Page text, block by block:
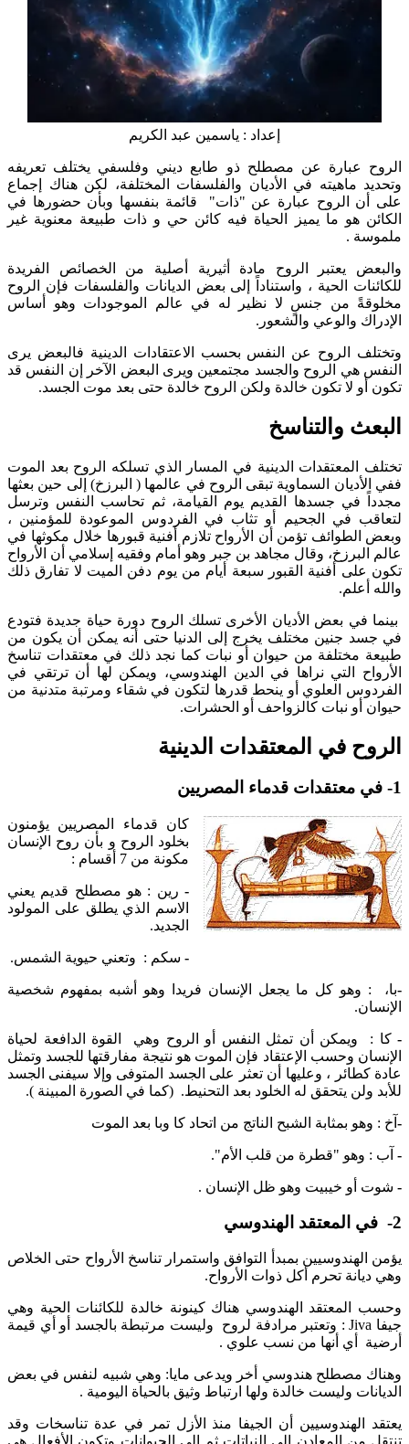
إعداد : ياسمين عبد الكريم
الروح عبارة عن مصطلح ذو طابع ديني وفلسفي يختلف تعريفه
وتحديد ماهيته في الأديان والفلسفات المختلفة، لكن هناك إجماع
على أن الروح عبارة عن "ذات" قائمة بنفسها وبأن حضورها في
الكائن هو ما يميز الحياة فيه كائن حي و ذات طبيعة معنوية غير
ملموسة .
والبعض يعتبر الروح مادة أثيرية أصلية من الخصائص الفريدة
للكائنات الحية ، واستناداً إلى بعض الديانات والفلسفات فإن الروح
مخلوقةً من جنسٍ لا نظير له في عالم الموجودات وهو أساس
الإدراك والوعي والشعور.
وتختلف الروح عن النفس بحسب الاعتقادات الدينية فالبعض يرى
النفس هي الروح والجسد مجتمعين ويرى البعض الآخر إن النفس قد
تكون أو لا تكون خالدة ولكن الروح خالدة حتى بعد موت الجسد.
البعث والتناسخ
تختلف المعتقدات الدينية في المسار الذي تسلكه الروح بعد الموت
ففي الأديان السماوية تبقى الروح في عالمها ( البرزخ) إلى حين بعثها
مجدداً في جسدها القديم يوم القيامة، ثم تحاسب النفس وترسل
لتعاقب في الجحيم أو تثاب في الفردوس الموعودة للمؤمنين ،
وبعض الطوائف تؤمن أن الأرواح تلازم أفنية قبورها خلال مكوثها في
عالم البرزخ، وقال مجاهد بن جبر وهو أمام وفقيه إسلامي أن الأرواح
تكون على أفنية القبور سبعة أيام من يوم دفن الميت لا تفارق ذلك
والله أعلم.
بينما في بعض الأديان الأخرى تسلك الروح دورة حياة جديدة فتودع
في جسد جنين مختلف يخرج إلى الدنيا حتى أنه يمكن أن يكون من
طبيعة مختلفة من حيوان أو نبات كما نجد ذلك في معتقدات تناسخ
الأرواح التي نراها في الدين الهندوسي، ويمكن لها أن ترتقي في
الفردوس العلوي أو ينحط قدرها لتكون في شقاء ومرتبة متدنية من
حيوان أو نبات كالزواحف أو الحشرات.
الروح في المعتقدات الدينية
1- في معتقدات قدماء المصريين
كان قدماء المصريين يؤمنون
بخلود الروح و بأن روح الإنسان
مكونة من 7 أقسام :
- رين : هو مصطلح قديم يعني
الاسم الذي يطلق على المولود
الجديد.
- سكم : وتعني حيوية الشمس.
-با، : وهو كل ما يجعل الإنسان فريدا وهو أشبه بمفهوم شخصية
الإنسان.
- كا : ويمكن أن تمثل النفس أو الروح وهي القوة الدافعة لحياة
الإنسان وحسب الإعتقاد فإن الموت هو نتيجة مفارقتها للجسد وتمثل
عادة كطائر ، وعليها أن تعثر على الجسد المتوفى وإلا سيفنى الجسد
للأبد ولن يتحقق له الخلود بعد التحنيط. (كما في الصورة المبينة ).
- آخ : وهو بمثابة الشبح الناتج من اتحاد كا وبا بعد الموت
- آب : وهو "قطرة من قلب الأم".
- شوت أو خيبيت وهو ظل الإنسان .
2- في المعتقد الهندوسي
يؤمن الهندوسيين بمبدأ التوافق واستمرار تناسخ الأرواح حتى الخلاص
وهي ديانة تحرم أكل ذوات الأرواح.
وحسب المعتقد الهندوسي هناك كينونة خالدة للكائنات الحية وهي
جيفا Jiva : وتعتبر مرادفة لروح وليست مرتبطة بالجسد أو أي قيمة
أرضية أي أنها من نسب علوي .
وهناك مصطلح هندوسي أخر ويدعى مايا: وهي شبيه لنفس في بعض
الديانات وليست خالدة ولها ارتباط وثيق بالحياة اليومية .
يعتقد الهندوسيين أن الجيفا منذ الأزل تمر في عدة تناسخات وقد